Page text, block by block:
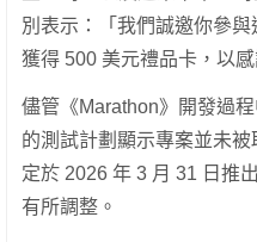
別表示：「我們誠邀你參
獲得 500 美元禮品卡，以
儘管《Marathon》開發過
的測試計劃顯示專案並未
定於 2026 年 3 月 31 日推
有所調整。